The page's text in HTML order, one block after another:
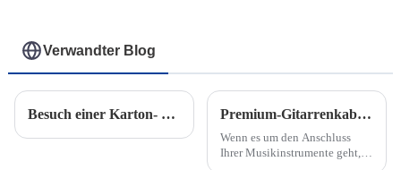
Verwandter Blog
Besuch einer Karton- und Farbkartonfabrik in Thailand Premium-Gitarrenkabel: Das ultimative Musikinstrumentenkabel
Wenn es um den Anschluss
Ihrer Musikinstrumente geht,